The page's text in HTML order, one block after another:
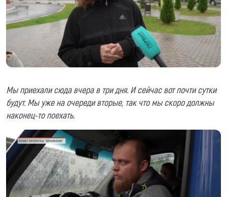
Мы приехали сюда вчера в три дня. И сейчас вот почти сутки
будут. Мы уже на очереди вторые, так что мы скоро должны
наконец-то поехать.